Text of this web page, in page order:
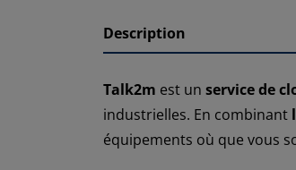
Description
Talk2m est un service de
industrielles. En combinant
équipements où que vous